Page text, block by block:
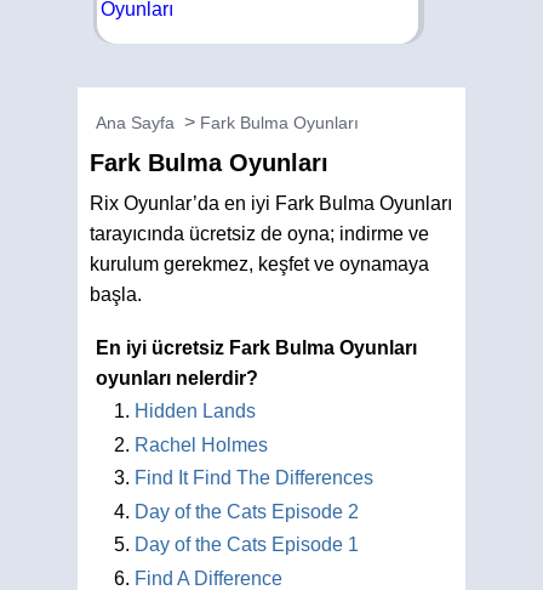
Ana Sayfa Fark Bulma Oyunları
Fark Bulma Oyunları
Rix Oyunlar’da en iyi Fark Bulma Oyunları
tarayıcında ücretsiz de oyna; indirme ve
kurulum gerekmez, keşfet ve oynamaya
başla.
En iyi ücretsiz Fark Bulma Oyunları
oyunları nelerdir?
Hidden Lands
Rachel Holmes
Find It Find The Differences
Day of the Cats Episode 2
Day of the Cats Episode 1
Find A Difference